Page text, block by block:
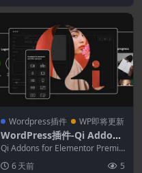
Wordpress插件 WP即将更新
WordPress插件-Qi Addons
for Elementor Premium 1.
13
Qi Addons for Elementor Premiu
6 天前 5